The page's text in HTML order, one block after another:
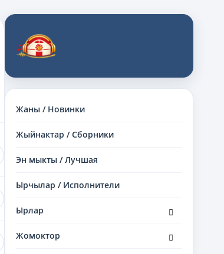
Жаны / Новинки
Жыйнактар / Сборники
Эн мыкты / Лучшая
Ырчылар / Исполнители
Ырлар
Жомоктор